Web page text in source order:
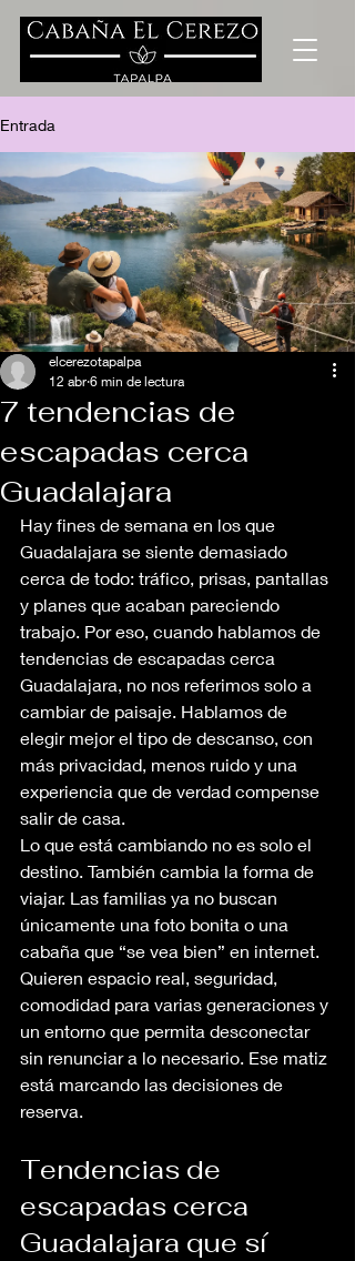
Entrada
7 tendencias de
escapadas cerca
Guadalajara
elcerezotapalpa
12 abr 6 min de lectura
Hay fines de semana en los que
Guadalajara se siente demasiado
cerca de todo: tráfico, prisas, pantallas
y planes que acaban pareciendo
trabajo. Por eso, cuando hablamos de
tendencias de escapadas cerca
Guadalajara, no nos referimos solo a
cambiar de paisaje. Hablamos de
elegir mejor el tipo de descanso, con
más privacidad, menos ruido y una
experiencia que de verdad compense
salir de casa.
Lo que está cambiando no es solo el
destino. También cambia la forma de
viajar. Las familias ya no buscan
únicamente una foto bonita o una
cabaña que “se vea bien” en internet.
Quieren espacio real, seguridad,
comodidad para varias generaciones y
un entorno que permita desconectar
sin renunciar a lo necesario. Ese matiz
está marcando las decisiones de
reserva.
Tendencias de
escapadas cerca
Guadalajara que sí